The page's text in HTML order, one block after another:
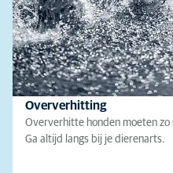
Oververhitting
Oververhitte honden moeten
Ga altijd langs bij je dierenarts.